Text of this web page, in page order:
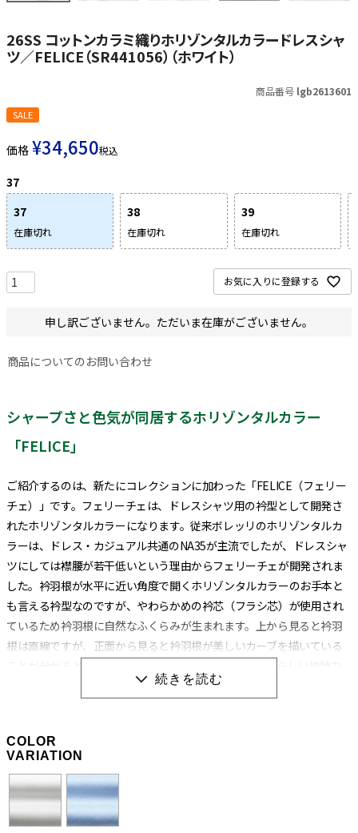
26SS コットンカラミ織りホリゾンタルカラードレスシャ
ツ／FELICE（SR441056）（ホワイト）
商品番号 lgb2613601
SALE
価格 ¥34,650税込
37
37
在庫切れ
38
在庫切れ
39
在庫切れ
お気に入りに登録する
申し訳ございません。ただいま在庫がございません。
商品についてのお問い合わせ
シャープさと色気が同居するホリゾンタルカラー
「FELICE」
ご紹介するのは、新たにコレクションに加わった「FELICE（フェリー
チェ）」です。フェリーチェは、ドレスシャツ用の衿型として開発さ
れたホリゾンタルカラーになります。従来ボレッリのホリゾンタルカ
ラーは、ドレス・カジュアル共通のNA35が主流でしたが、ドレスシャ
ツにしては襟腰が若干低いという理由からフェリーチェが開発されま
した。衿羽根が水平に近い角度で開くホリゾンタルカラーのお手本と
も言える衿型なのですが、やわらかめの衿芯（フラシ芯）が使用され
ているため衿羽根に自然なふくらみが生まれます。上から見ると衿羽
根は直線ですが、正面から見ると衿羽根が美しいカーブを描いている
色気を生み出す要因になっています。襟腰が高くなったぶん衿羽根に
えます。
“動きやすさ”と“美しさ”を合わせ持つ究極のスリム
ボディ「EV」
COLOR
VARIATION